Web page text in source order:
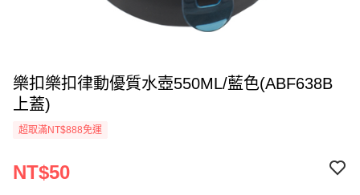
樂扣樂扣律動優質水壺550ML/藍色(ABF638B
上蓋)
超取滿NT$888免運
NT$50